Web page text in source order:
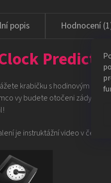
Hodnocení
krabičku s hodinovým
vy budete otočeni zády. I
je instruktážní video v českém